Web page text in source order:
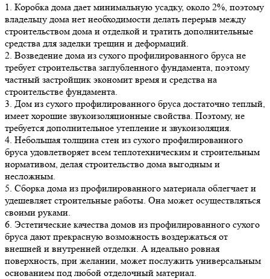
1. Коробка дома дает минимальную усадку, около 2%, поэтому
владельцу дома нет необходимости делать перерыв между
строительством дома и отделкой и тратить дополнительные
средства для заделки трещин и деформаций.
2. Возведение дома из сухого профилированного бруса не
требует строительства заглубленного фундамента, поэтому
частный застройщик экономит время и средства на
строительстве фундамента.
3. Дом из сухого профилированного бруса достаточно теплый,
имеет хорошие звукоизоляционные свойства. Поэтому, не
требуется дополнительное утепление и звукоизоляция.
4. Небольшая толщина стен из сухого профилированного
бруса удовлетворяет всем теплотехническим и строительным
нормативом, делая строительство дома выгодным и
несложным.
5. Сборка дома из профилированного материала облегчает и
удешевляет строительные работы. Она может осуществляться
своими руками.
6. Эстетические качества домов из профилированного сухого
бруса дают прекрасную возможность воздержаться от
внешней и внутренней отделки. А идеально ровная
поверхность, при желании, может послужить универсальным
основанием под любой отделочный материал.